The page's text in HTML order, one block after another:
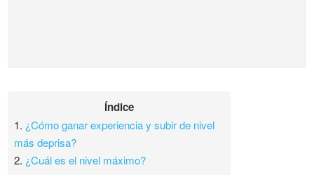
Índice
1. ¿Cómo ganar experiencia y subir de nivel
más deprisa?
2. ¿Cuál es el nivel máximo?